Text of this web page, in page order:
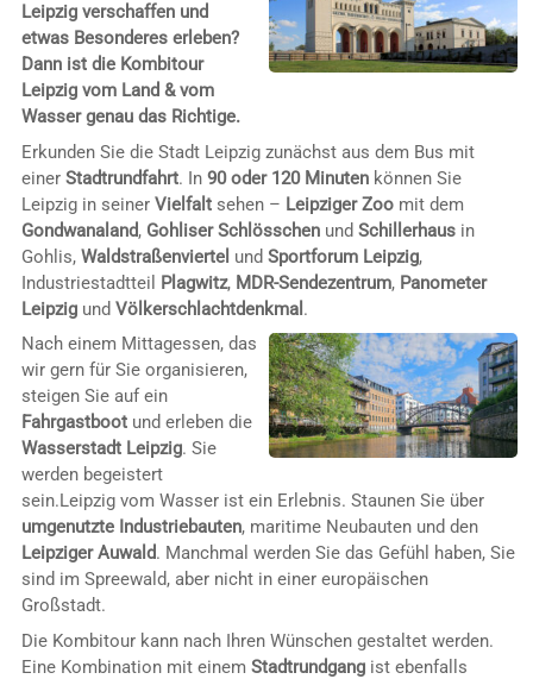
Leipzig verschaffen und
etwas Besonderes erleben?
Dann ist die Kombitour
Leipzig vom Land & vom
Wasser genau das Richtige.
Erkunden Sie die Stadt Leipzig zunächst aus dem Bus mit
einer Stadtrundfahrt. In 90 oder 120 Minutenkönnen Sie
Leipzig in seiner Vielfaltsehen – Leipziger Zoomit dem
Gondwanaland, Gohliser Schlösschenund Schillerhausin
Gohlis, Waldstraßenviertel und Sportforum Leipzig,
Industriestadtteil Plagwitz, MDR-Sendezentrum, Panometer
Leipzigund Völkerschlachtdenkmal .
Nach einem Mittagessen, das
wir gern für Sie organisieren,
steigen Sie auf ein
Fahrgastbootund erleben die
Wasserstadt Leipzig. Sie
werden begeistert
sein.Leipzig vom Wasser ist ein Erlebnis. Staunen Sie über
umgenutzte Industriebauten, maritime Neubauten und den
Leipziger Auwald. Manchmal werden Sie das Gefühl haben, Sie
sind im Spreewald, aber nicht in einer europäischen
Großstadt.
Die Kombitour kann nach Ihren Wünschen gestaltet werden.
Eine Kombination mit einem Stadtrundgangist ebenfalls